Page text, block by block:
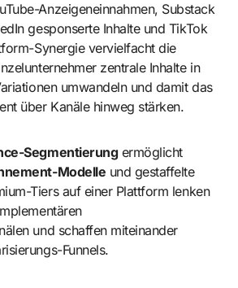
Anzeigeneinnahmen, Substack
gesponserte Inhalte und TikTok
Synergie vervielfacht die
zentrale Inhalte in
umwandeln und damit das
über Kanäle hinweg stärken.
Segmentierungermöglicht
Modelle und gestaffelte
Tiers auf einer Plattform lenken
und schaffen miteinander
Funnels.